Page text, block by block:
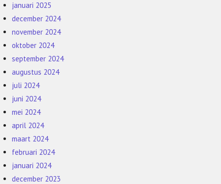
januari 2025
december 2024
november 2024
oktober 2024
september 2024
augustus 2024
juli 2024
juni 2024
mei 2024
april 2024
maart 2024
februari 2024
januari 2024
december 2023